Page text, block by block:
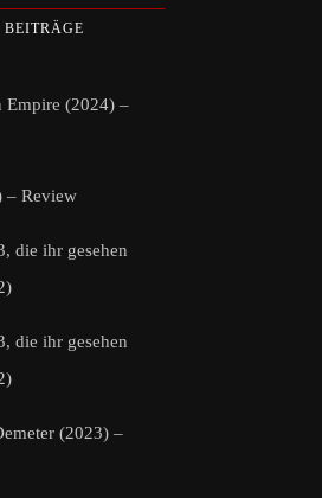
BEITRÄGE
Empire (2024) –
– Review
die ihr gesehen
die ihr gesehen
(2023) –